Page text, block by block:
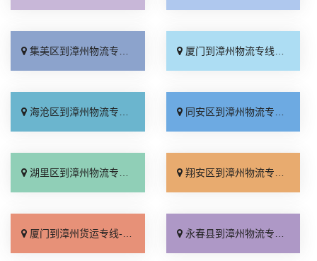
集美区到漳州物流专线_托运放心「几天到达」 厦门到漳州物流专线_整车配货「几天到达」
海沧区到漳州物流专线_运价查询「定点发车」 同安区到漳州物流专线_快速响应「实时跟踪 」
湖里区到漳州物流专线_全境到达「放心物流」 翔安区到漳州物流专线_直达特快专线「诚信为先」
厦门到漳州货运专线-厦门到漳州物流公司_资质齐全「快运直达」 永春县到漳州物流专线_直通专线「市县闪送」